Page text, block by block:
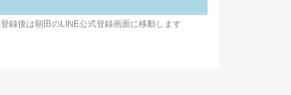
登録後は朝田のLINE公式登録画面に移動します